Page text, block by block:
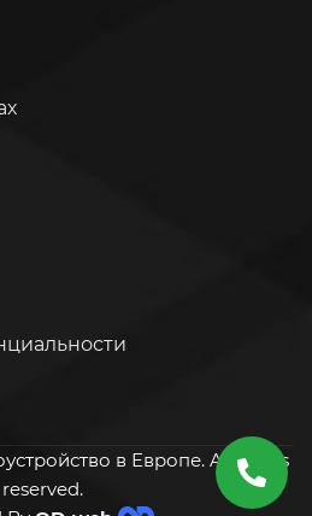
в Европе. All rights
reserved.